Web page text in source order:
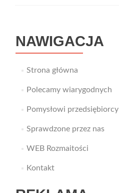
NAWIGACJA
Strona główna
Polecamy wiarygodnych
Pomysłowi przedsiębiorcy
Sprawdzone przez nas
WEB Rozmaitości
Kontakt